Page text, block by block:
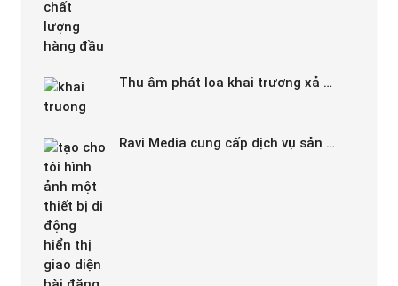
Thu âm phát loa khai trương xả …
Ravi Media cung cấp dịch vụ sản …